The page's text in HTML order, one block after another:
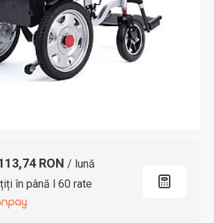
RON / lună
în până l 60 rate